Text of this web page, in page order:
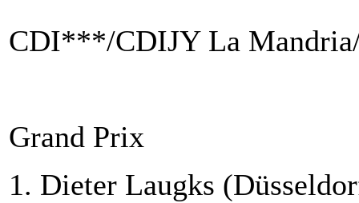
CDI***/CDIJY La
Grand Prix
1. Dieter Laugks